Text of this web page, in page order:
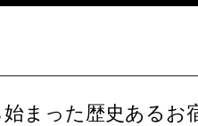
まった歴史あるお